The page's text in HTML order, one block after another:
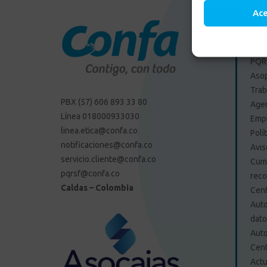
PBX (57) 606 893 33 80
Línea 018000933030
linea.etica@confa.co
notificaciones@confa.co
servicio.cliente@confa.co
pqrsf@confa.co
Caldas – Colombia